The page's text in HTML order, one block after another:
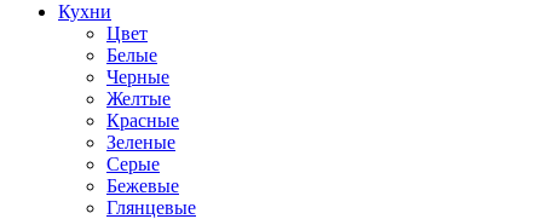
Кухни
Цвет
Белые
Черные
Желтые
Красные
Зеленые
Серые
Бежевые
Глянцевые